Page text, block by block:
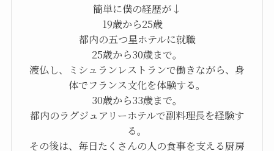
簡単に僕の経歴が↓
19歳から25歳
都内の五つ星ホテルに就職
25歳から30歳まで。
渡仏し、ミシュランレストランで働きながら、身
体でフランス文化を体験する。
30歳から33歳まで。
都内のラグジュアリーホテルで副料理長を経験す
る。
その後は、毎日たくさんの人の食事を支える厨房